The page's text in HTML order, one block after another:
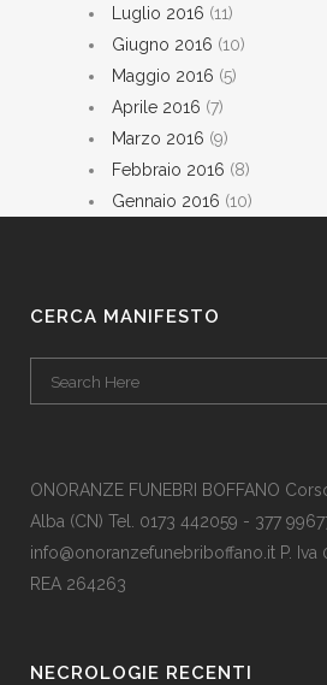
Luglio 2016 (11)
Giugno 2016 (10)
Maggio 2016 (5)
Aprile 2016 (7)
Marzo 2016 (9)
Febbraio 2016 (8)
Gennaio 2016 (10)
CERCA MANIFESTO
ONORANZE FUNEBRI BOFFANO
Alba (CN) Tel. 0173 442059 - 377
info@onoranzefunebriboffano.it P. Iva
REA 264263
NECROLOGIE RECENTI